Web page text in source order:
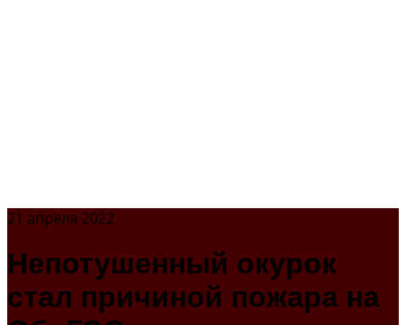
21 апреля 2022
Непотушенный окурок
стал причиной пожара на